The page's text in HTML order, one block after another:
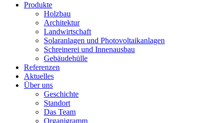
Produkte
Holzbau
Architektur
Landwirtschaft
Solaranlagen und Photovoltaikanlagen
Schreinerei und Innenausbau
Gebäudehülle
Referenzen
Aktuelles
Über uns
Geschichte
Standort
Das Team
Organigramm